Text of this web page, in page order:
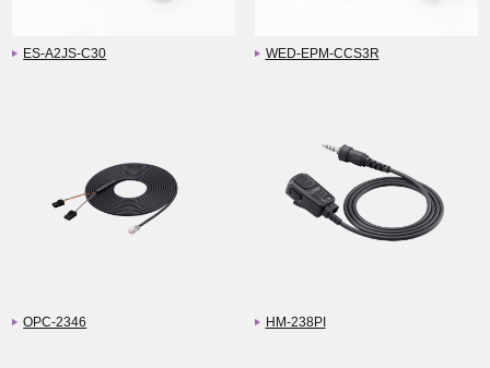
ES-A2JS-C30 WED-EPM-CCS3R
OPC-2346 HM-238PI